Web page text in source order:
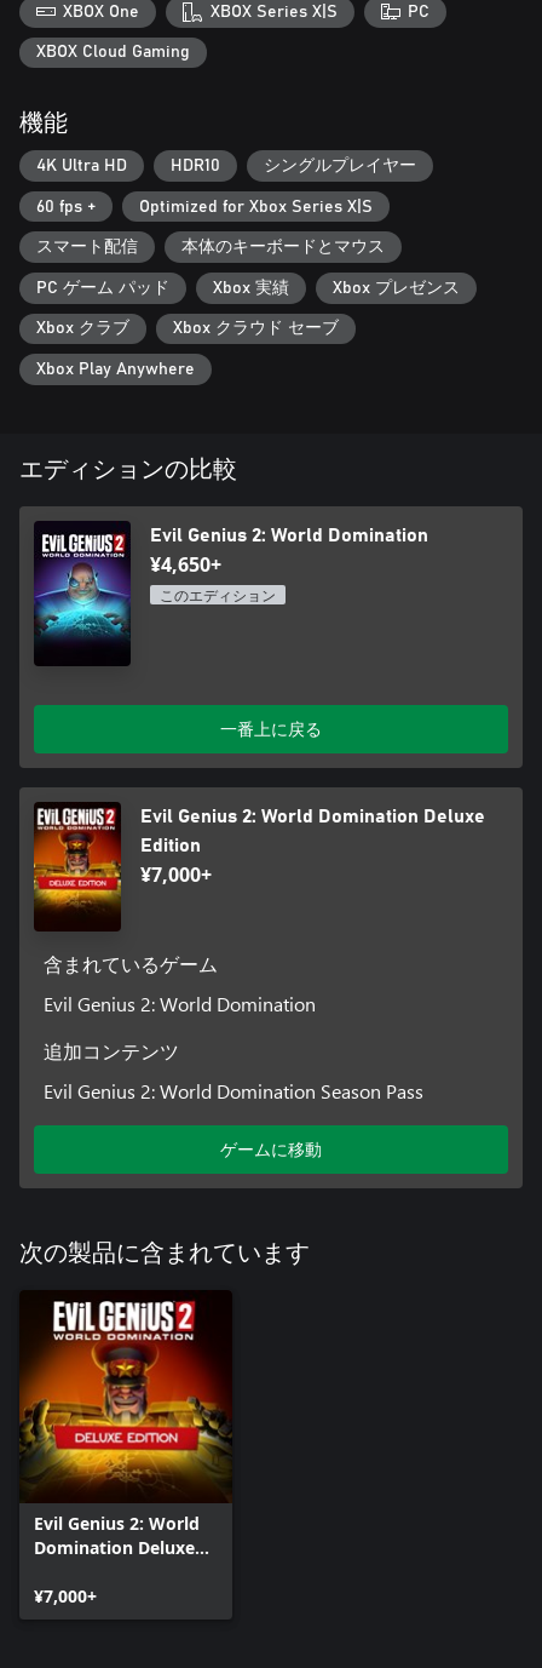
ンパーで善人たちをクルクル回転、ビーナススパイトラップで
歯茎をガタガタいわせてやれ。トラップは多ければ多いほど…
イイ！トラップのコンボで侵入者たちを完膚無きまで叩きのめ
悪辣なる計画！
さあ壮大な悪の計画を実行せよ、終末兵器を製造して世界を征
服するのだぁ！英国のロイヤルファミリーを売り払え、メーン
州の知事を誘拐しろ、そしてアラスカをこんがり焼いてしま
え。実行可能な悪の野望は数百を超える、バラエティあふれる
悪事こそ醍醐味だ。
XBOX One XBOX Series X|S PC
XBOX Cloud Gaming
機能
4K Ultra HD HDR10 シングルプレイヤー
60 fps + Optimized for Xbox Series X|S
スマート配信 本体のキーボードとマウス
PC ゲーム パッド Xbox 実績 Xbox プレゼンス
Xbox クラブ Xbox クラウド セーブ
Xbox Play Anywhere
エディションの比較
Evil Genius 2: World Domination
¥4,650+
このエディション
一番上に戻る
Evil Genius 2: World Domination Deluxe
Edition
¥7,000+
含まれているゲーム
Evil Genius 2: World Domination
追加コンテンツ
Evil Genius 2: World Domination Season Pass
ゲームに移動
次の製品に含まれています
Evil Genius 2: World
Domination Deluxe
¥7,000+